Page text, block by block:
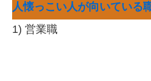
人懐っこい人が向いている
1) 営業職